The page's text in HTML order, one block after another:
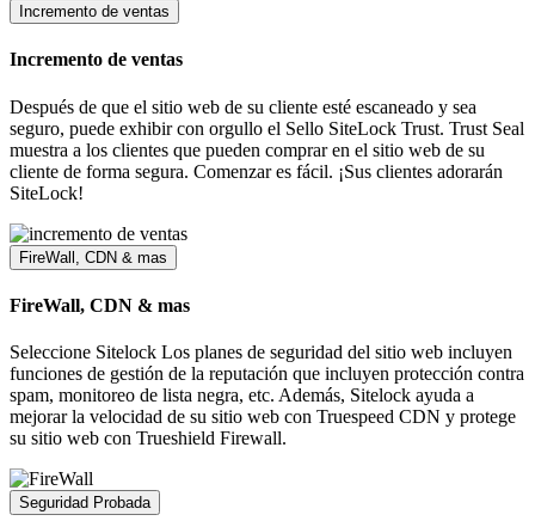
Incremento de ventas
Incremento de ventas
Después de que el sitio web de su cliente esté escaneado y sea
seguro, puede exhibir con orgullo el Sello SiteLock Trust. Trust Seal
muestra a los clientes que pueden comprar en el sitio web de su
cliente de forma segura. Comenzar es fácil. ¡Sus clientes adorarán
SiteLock!
FireWall, CDN & mas
FireWall, CDN & mas
Seleccione Sitelock Los planes de seguridad del sitio web incluyen
funciones de gestión de la reputación que incluyen protección contra
spam, monitoreo de lista negra, etc. Además, Sitelock ayuda a
mejorar la velocidad de su sitio web con Truespeed CDN y protege
su sitio web con Trueshield Firewall.
Seguridad Probada